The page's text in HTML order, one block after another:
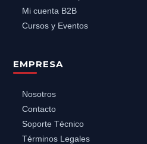
Mi cuenta B2B
Cursos y Eventos
EMPRESA
Nosotros
Contacto
Soporte Técnico
Términos Legales